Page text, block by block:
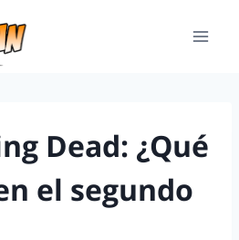
Dead: ¿Qué
el segundo